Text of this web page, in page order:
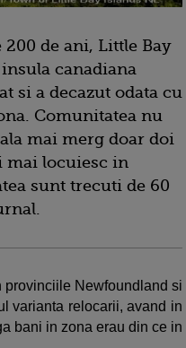
de ani, Little Bay
canadiana
si a decazut odata cu
Comunitatea nu
mai merg doar doi
mai locuiesc in
sunt trecuti de 60
provinciile Newfoundland si
varianta relocarii, avand in
bani in zona erau din ce in